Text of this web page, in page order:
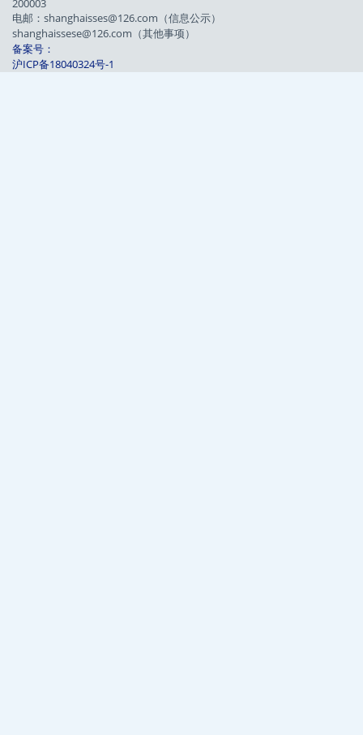
200003
电邮：shanghaisses@126.com（信息公示）
shanghaissese@126.com（其他事项）
备案号：
沪ICP备18040324号-1